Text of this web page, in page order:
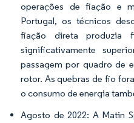
operações de fiação e
Portugal, os técnicos
fiação direta produzia
significativamente
passagem por quadro de
rotor. As quebras de fio
o consumo de energia
Agosto de 2022: A Matin